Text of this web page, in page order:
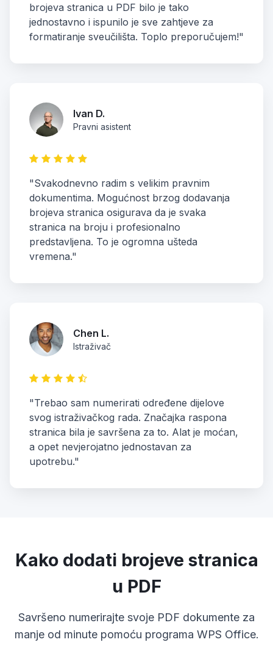
brojeva stranica u PDF bilo je tako
jednostavno i ispunilo je sve zahtjeve za
formatiranje sveučilišta. Toplo preporučujem!"
Ivan D.
Pravni asistent
"Svakodnevno radim s velikim pravnim
dokumentima. Mogućnost brzog dodavanja
brojeva stranica osigurava da je svaka
stranica na broju i profesionalno
predstavljena. To je ogromna ušteda
vremena."
Chen L.
Istraživač
"Trebao sam numerirati određene dijelove
svog istraživačkog rada. Značajka raspona
stranica bila je savršena za to. Alat je moćan,
a opet nevjerojatno jednostavan za
upotrebu."
Kako dodati brojeve stranica
u PDF
Savršeno numerirajte svoje PDF dokumente za
manje od minute pomoću programa WPS Office.